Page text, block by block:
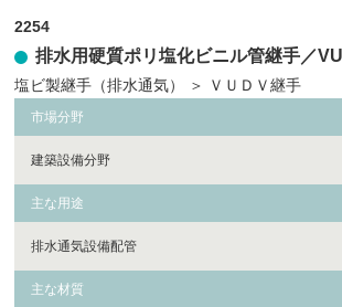
2254
排水用硬質ポリ塩化ビニル管継手／
塩ビ製継手（排水通気） ＞ ＶＵＤＶ継手
市場分野
建築設備分野
主な用途
排水通気設備配管
主な材質